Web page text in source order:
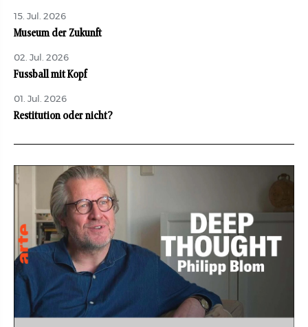
15. Jul. 2026
Museum der Zukunft
02. Jul. 2026
Fussball mit Kopf
01. Jul. 2026
Restitution oder nicht?